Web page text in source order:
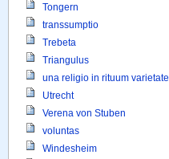
Tongern
transsumptio
Trebeta
Triangulus
una religio in rituum varietate
Utrecht
Verena von Stuben
voluntas
Windesheim